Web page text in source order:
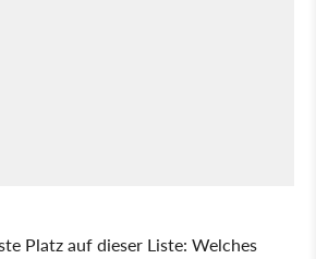
Platz auf dieser Liste: Welches